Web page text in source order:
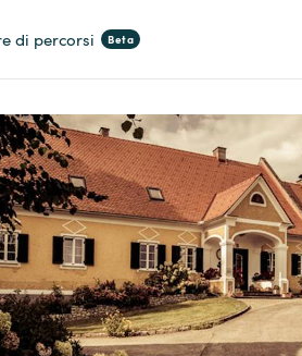
di percorsi Beta